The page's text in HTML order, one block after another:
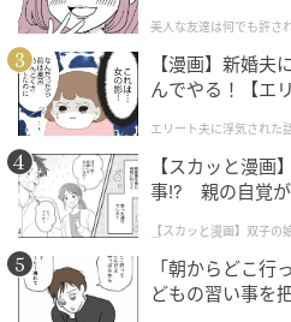
美人な友達は何でも許さ
【漫画】新婚夫
んでやる！【エ
エリート夫に浮気された
【スカッと漫画
事!? 親の自覚が
【スカッと漫画】双子
懲らしめた話
「朝からどこ行
どもの習い事を